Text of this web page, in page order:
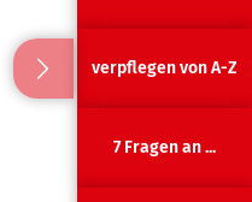
verpflegen von A-Z
7 Fragen an ...